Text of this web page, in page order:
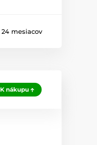
24 mesiacov
K nákupu